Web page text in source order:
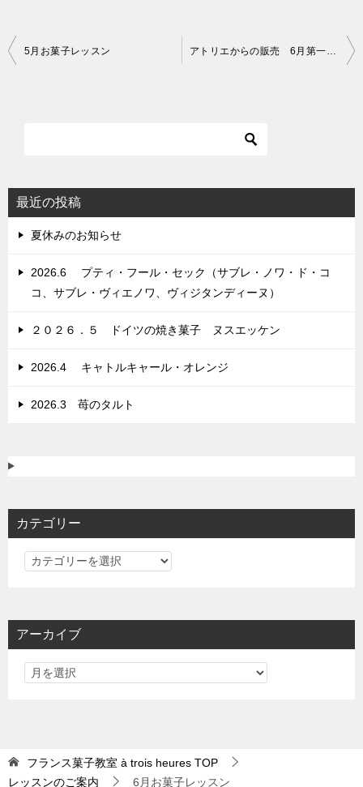
投
シ
ョ
5月お菓子レッスン
最近の投稿
夏休みのお知らせ
2026.6 プティ・フール・セック（サブレ・ノワ・ド・コ
コ、サブレ・ヴィエノワ、ヴィジタンディーヌ）
２０２６．５ ドイツの焼き菓子 ヌスエッケン
2026.4 キャトルキャール・オレンジ
2026.3 苺のタルト
カテゴリー
カ
リ
アーカイブ
フランス菓子教室 à trois heures TOP
レッスンのご案内
6月お菓子レッスン